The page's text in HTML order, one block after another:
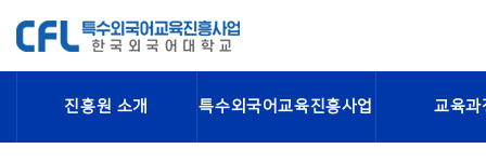
진흥원 소개 특수외국어교육진흥사업 교육과